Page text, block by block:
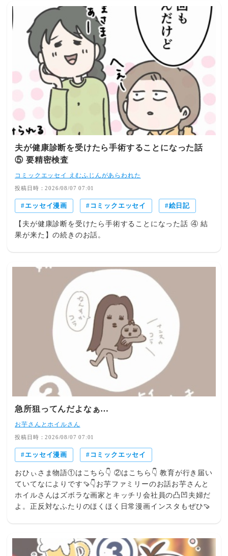
ただけたらと思いますそれとこの話しは何かを解決してス
ッキリするような話しではありませんもうね・・ダラダラ
と見てください！タイトルの話しはどこだ？？と思われる
方もいると思います長々とお付き合いさせてしまい申し訳
ありません必ずその話しには辿りつきますのでまだしばら
くお付き合いください
夫が健康診断を受けたら手術することになった話
⑤ 要精密検査
コミックエッセイ えむふじんがあらわれた
投稿日時：2026/08/07 07:01
エッセイ漫画 コミックエッセイ 絵日記
【夫が健康診断を受けたら手術することになった話 ④ 結
果が来た】の続きのお話。
急所狙ってんだよなぁ…
お芋さんとホイルさん
投稿日時：2026/08/07 07:01
エッセイ漫画 コミックエッセイ
おひぃさま物語①はこちら👇 ②はこちら👇 教育が行き届い
ていてなによりです🍠👇お芋ファミリーのお話お芋さんと
ホイルさんはズボラな画家とキッチリ会社員の凸凹夫婦だ
よ。正反対なふたりのほくほく日常漫画インスタもぜひ🍠